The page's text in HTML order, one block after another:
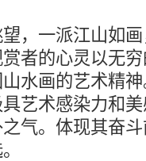
，一派江山如
者的心灵以无
水画的艺术精
艺术感染力和
气。体现其奋